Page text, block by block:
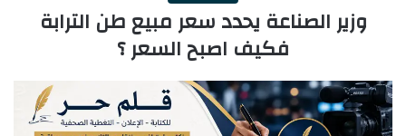
وزير الصناعة يحدد سعر مبيع طن الترابة
فكيف اصبح السعر ؟